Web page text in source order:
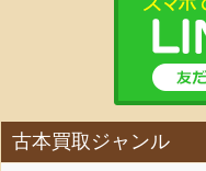
古本買取ジャンル